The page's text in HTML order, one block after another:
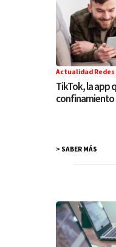
Actualidad Redes
TikTok, la app
confinamiento
> SABER MÁS